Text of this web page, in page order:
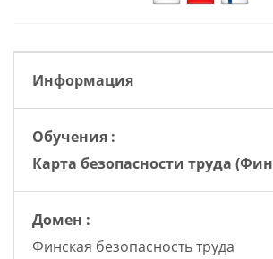
Информация
Oбучения :
Карта безопасности труда
Домен :
Финская безопасность труда